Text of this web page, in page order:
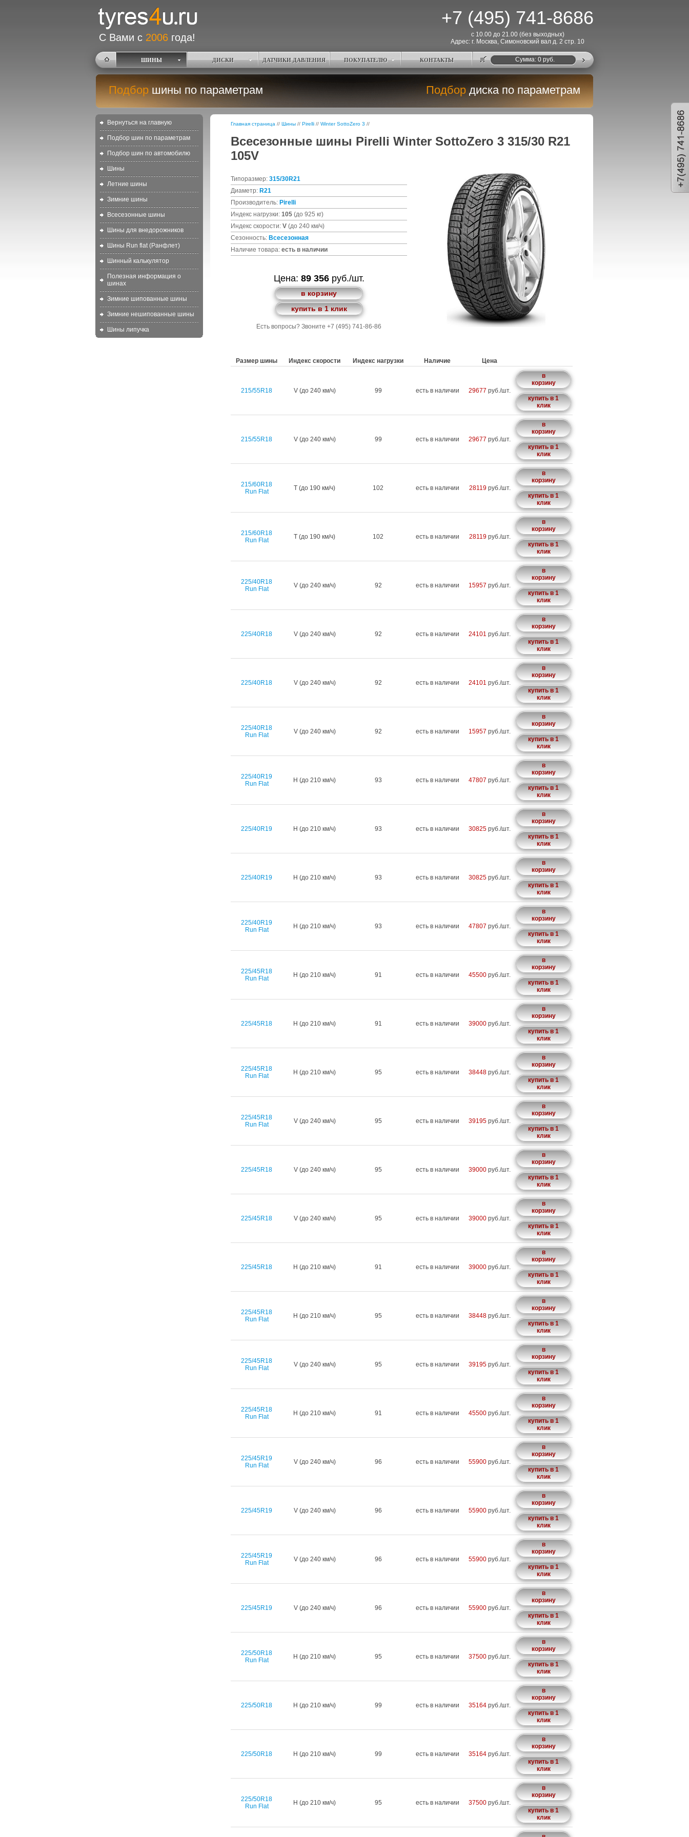
+7 (495) 741-8686
С Вами с 2006 года!
с 10.00 до 21.00 (без выходных)
Адрес: г. Москва, Симоновский вал д. 2 стр. 10
ШИНЫ ДИСКИ ДАТЧИКИ ДАВЛЕНИЯ ПОКУПАТЕЛЮ КОНТАКТЫ Cумма: 0руб.
Подбор шины по параметрам Подбор диска по параметрам
Вернуться на главную
Подбор шин по параметрам
Подбор шин по автомобилю
Шины
Летние шины
Зимние шины
Всесезонные шины
Шины для внедорожников
Шины Run flat (Ранфлет)
Шинный калькулятор
Полезная информация о
шинах
Зимние шипованные шины
Зимние нешипованные шины
Шины липучка
Главная страница // Шины // Pirelli // Winter SottoZero 3 //
Всесезонные шины Pirelli Winter SottoZero 3 315/30 R21
105V
Типоразмер: 315/30R21
Диаметр: R21
Производитель: Pirelli
Индекс нагрузки: 105 (до 925 кг)
Индекс скорости: V (до 240 км/ч)
Сезонность: Всесезонная
Наличие товара: есть в наличии
Цена: 89 356руб./шт.
в корзину
купить в 1 клик
Есть вопросы? Звоните +7 (495) 741-86-86
Размер шины Индекс скорости Индекс нагрузки Наличие Цена
215/55R18 V (до 240 км/ч) 99 есть в наличии 29677 руб./шт.
в
корзину
купить в 1
клик
215/55R18 V (до 240 км/ч) 99 есть в наличии 29677 руб./шт.
в
корзину
купить в 1
клик
215/60R18
Run Flat
T (до 190 км/ч) 102 есть в наличии 28119руб./шт.
в
корзину
купить в 1
клик
215/60R18
Run Flat
T (до 190 км/ч) 102 есть в наличии 28119руб./шт.
в
корзину
купить в 1
клик
225/40R18
Run Flat
V (до 240 км/ч) 92 есть в наличии 15957 руб./шт.
в
корзину
купить в 1
клик
225/40R18 V (до 240 км/ч) 92 есть в наличии 24101 руб./шт.
в
корзину
купить в 1
клик
225/40R18 V (до 240 км/ч) 92 есть в наличии 24101 руб./шт.
в
корзину
купить в 1
клик
225/40R18
Run Flat
V (до 240 км/ч) 92 есть в наличии 15957 руб./шт.
в
корзину
купить в 1
клик
225/40R19
Run Flat
H (до 210 км/ч) 93 есть в наличии 47807 руб./шт.
в
корзину
купить в 1
клик
225/40R19 H (до 210 км/ч) 93 есть в наличии 30825 руб./шт.
в
корзину
купить в 1
клик
225/40R19 H (до 210 км/ч) 93 есть в наличии 30825 руб./шт.
в
корзину
купить в 1
клик
225/40R19
Run Flat
H (до 210 км/ч) 93 есть в наличии 47807 руб./шт.
в
корзину
купить в 1
клик
225/45R18
Run Flat
H (до 210 км/ч) 91 есть в наличии 45500 руб./шт.
в
корзину
купить в 1
клик
225/45R18 H (до 210 км/ч) 91 есть в наличии 39000 руб./шт.
в
корзину
купить в 1
клик
225/45R18
Run Flat
H (до 210 км/ч) 95 есть в наличии 38448 руб./шт.
в
корзину
купить в 1
клик
225/45R18
Run Flat
V (до 240 км/ч) 95 есть в наличии 39195 руб./шт.
в
корзину
купить в 1
клик
225/45R18 V (до 240 км/ч) 95 есть в наличии 39000 руб./шт.
в
корзину
купить в 1
клик
225/45R18 V (до 240 км/ч) 95 есть в наличии 39000 руб./шт.
в
корзину
купить в 1
клик
225/45R18 H (до 210 км/ч) 91 есть в наличии 39000 руб./шт.
в
корзину
купить в 1
клик
225/45R18
Run Flat
H (до 210 км/ч) 95 есть в наличии 38448 руб./шт.
в
корзину
купить в 1
клик
225/45R18
Run Flat
V (до 240 км/ч) 95 есть в наличии 39195 руб./шт.
в
корзину
купить в 1
клик
225/45R18
Run Flat
H (до 210 км/ч) 91 есть в наличии 45500 руб./шт.
в
корзину
купить в 1
клик
225/45R19
Run Flat
V (до 240 км/ч) 96 есть в наличии 55900 руб./шт.
в
корзину
купить в 1
клик
225/45R19 V (до 240 км/ч) 96 есть в наличии 55900 руб./шт.
в
корзину
купить в 1
клик
225/45R19
Run Flat
V (до 240 км/ч) 96 есть в наличии 55900 руб./шт.
в
корзину
купить в 1
клик
225/45R19 V (до 240 км/ч) 96 есть в наличии 55900 руб./шт.
в
корзину
купить в 1
клик
225/50R18
Run Flat
H (до 210 км/ч) 95 есть в наличии 37500 руб./шт.
в
корзину
купить в 1
клик
225/50R18 H (до 210 км/ч) 99 есть в наличии 35164 руб./шт.
в
корзину
купить в 1
клик
225/50R18 H (до 210 км/ч) 99 есть в наличии 35164 руб./шт.
в
корзину
купить в 1
клик
225/50R18
Run Flat
H (до 210 км/ч) 95 есть в наличии 37500 руб./шт.
в
корзину
купить в 1
клик